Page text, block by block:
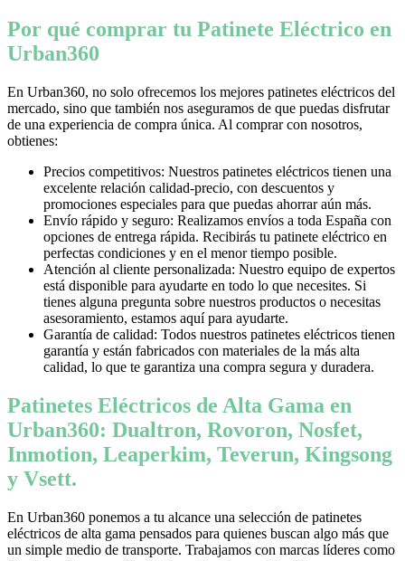
Por qué comprar tu Patinete Eléctrico en
Urban360
En Urban360, no solo ofrecemos los mejores patinetes eléctricos del
mercado, sino que también nos aseguramos de que puedas disfrutar
de una experiencia de compra única. Al comprar con nosotros,
obtienes:
Precios competitivos: Nuestros patinetes eléctricos tienen una
excelente relación calidad-precio, con descuentos y
promociones especiales para que puedas ahorrar aún más.
Envío rápido y seguro: Realizamos envíos a toda España con
opciones de entrega rápida. Recibirás tu patinete eléctrico en
perfectas condiciones y en el menor tiempo posible.
Atención al cliente personalizada: Nuestro equipo de expertos
está disponible para ayudarte en todo lo que necesites. Si
tienes alguna pregunta sobre nuestros productos o necesitas
asesoramiento, estamos aquí para ayudarte.
Garantía de calidad: Todos nuestros patinetes eléctricos tienen
garantía y están fabricados con materiales de la más alta
calidad, lo que te garantiza una compra segura y duradera.
Patinetes Eléctricos de Alta Gama en
Urban360: Dualtron, Rovoron, Nosfet,
Inmotion, Leaperkim, Teverun, Kingsong
y Vsett.
En Urban360 ponemos a tu alcance una selección de patinetes
eléctricos de alta gama pensados para quienes buscan algo más que
un simple medio de transporte. Trabajamos con marcas líderes como